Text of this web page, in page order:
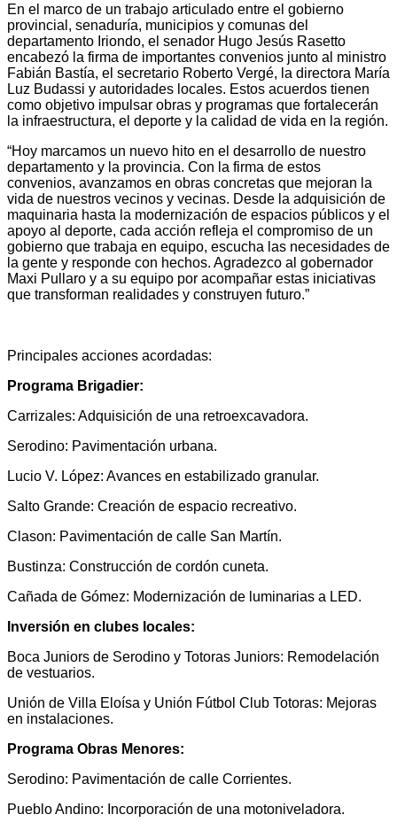
En el marco de un trabajo articulado entre el gobierno
provincial, senaduría, municipios y comunas del
departamento Iriondo, el senador Hugo Jesús Rasetto
encabezó la firma de importantes convenios junto al ministro
Fabián Bastía, el secretario Roberto Vergé, la directora María
Luz Budassi y autoridades locales. Estos acuerdos tienen
como objetivo impulsar obras y programas que fortalecerán
la infraestructura, el deporte y la calidad de vida en la región.
“Hoy marcamos un nuevo hito en el desarrollo de nuestro
departamento y la provincia. Con la firma de estos
convenios, avanzamos en obras concretas que mejoran la
vida de nuestros vecinos y vecinas. Desde la adquisición de
maquinaria hasta la modernización de espacios públicos y el
apoyo al deporte, cada acción refleja el compromiso de un
gobierno que trabaja en equipo, escucha las necesidades de
la gente y responde con hechos. Agradezco al gobernador
Maxi Pullaro y a su equipo por acompañar estas iniciativas
que transforman realidades y construyen futuro.”
Principales acciones acordadas:
Programa Brigadier:
Carrizales: Adquisición de una retroexcavadora.
Serodino: Pavimentación urbana.
Lucio V. López: Avances en estabilizado granular.
Salto Grande: Creación de espacio recreativo.
Clason: Pavimentación de calle San Martín.
Bustinza: Construcción de cordón cuneta.
Cañada de Gómez: Modernización de luminarias a LED.
Inversión en clubes locales:
Boca Juniors de Serodino y Totoras Juniors: Remodelación
de vestuarios.
Unión de Villa Eloísa y Unión Fútbol Club Totoras: Mejoras
en instalaciones.
Programa Obras Menores:
Serodino: Pavimentación de calle Corrientes.
Pueblo Andino: Incorporación de una motoniveladora.